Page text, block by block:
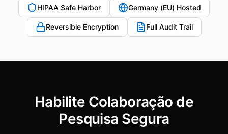
HIPAA Safe Harbor Germany (EU) Hosted
Reversible Encryption Full Audit Trail
Habilite Colaboração de
Pesquisa Segura